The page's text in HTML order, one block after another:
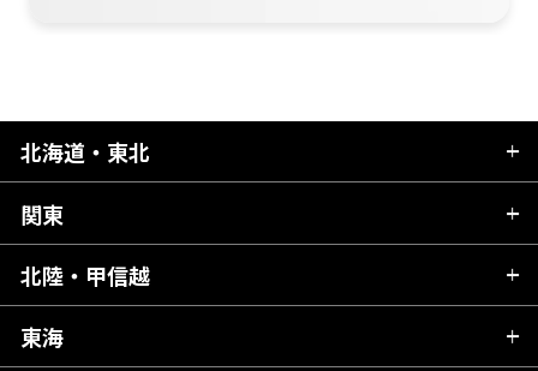
北海道・東北
北海道
青森県
秋田県
関東
茨城県
栃木県
北陸・甲信越
新潟県
東海